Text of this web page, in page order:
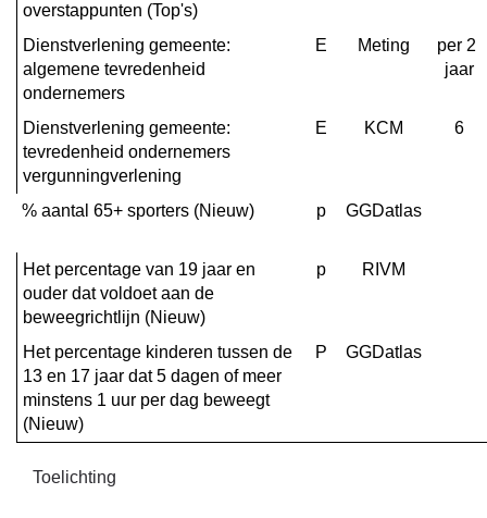
overstappunten (Top's)
Dienstverlening gemeente:
algemene tevredenheid
ondernemers
E Meting
per 2
jaar
Dienstverlening gemeente:
tevredenheid ondernemers
vergunningverlening
E KCM 6
% aantal 65+ sporters (Nieuw) p GGDatlas
Het percentage van 19 jaar en
ouder dat voldoet aan de
beweegrichtlijn (Nieuw)
p RIVM
Het percentage kinderen tussen de
13 en 17 jaar dat 5 dagen of meer
minstens 1 uur per dag beweegt
(Nieuw)
P GGDatlas
Toelichting